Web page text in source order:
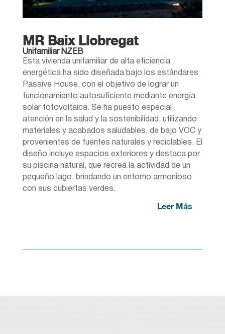
MR Baix Llobregat
Unifamiliar NZEB
Esta vivienda unifamiliar de alta eficiencia
energética ha sido diseñada bajo los estándares
Passive House, con el objetivo de lograr un
funcionamiento autosuficiente mediante energía
solar fotovoltaica. Se ha puesto especial
atención en la salud y la sostenibilidad, utilizando
materiales y acabados saludables, de bajo VOC y
provenientes de fuentes naturales y reciclables. El
diseño incluye espacios exteriores y destaca por
su piscina natural, que recrea la actividad de un
pequeño lago, brindando un entorno armonioso
con sus cubiertas verdes.
Leer Más